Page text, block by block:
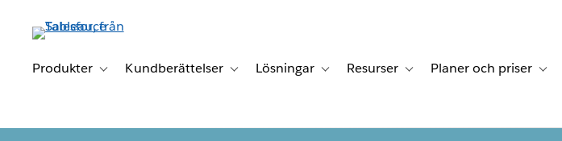
vidare
huvudinnehållet
Produkter Toggle sub-navigation for Produkter
Kundberättelser Toggle sub-navigation for Kundberättelser
Lösningar Toggle sub-navigation for Lösningar
Resurser Toggle sub-navigation for
Planer och priser